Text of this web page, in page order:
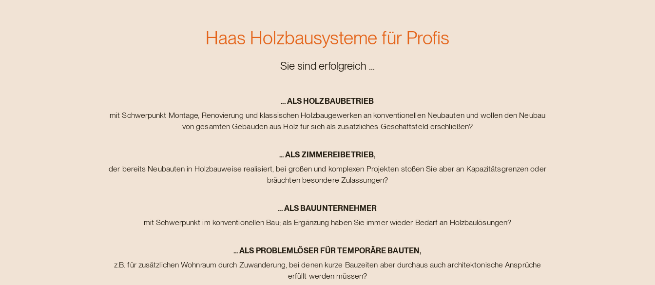
Haas Holzbausysteme für Profis
Sie sind erfolgreich ...
... ALS HOLZBAUBETRIEB
mit Schwerpunkt Montage, Renovierung und klassischen Holzbaugewerken an konventionellen Neubauten und wollen den Neubau
von gesamten Gebäuden aus Holz für sich als zusätzliches Geschäftsfeld erschließen?
... ALS ZIMMEREIBETRIEB,
der bereits Neubauten in Holzbauweise realisiert, bei großen und komplexen Projekten stoßen Sie aber an Kapazitätsgrenzen oder
bräuchten besondere Zulassungen?
... ALS BAUUNTERNEHMER
mit Schwerpunkt im konventionellen Bau; als Ergänzung haben Sie immer wieder Bedarf an Holzbaulösungen?
... ALS PROBLEMLÖSER FÜR TEMPORÄRE BAUTEN,
z.B. für zusätzlichen Wohnraum durch Zuwanderung, bei denen kurze Bauzeiten aber durchaus auch architektonische Ansprüche
erfüllt werden müssen?